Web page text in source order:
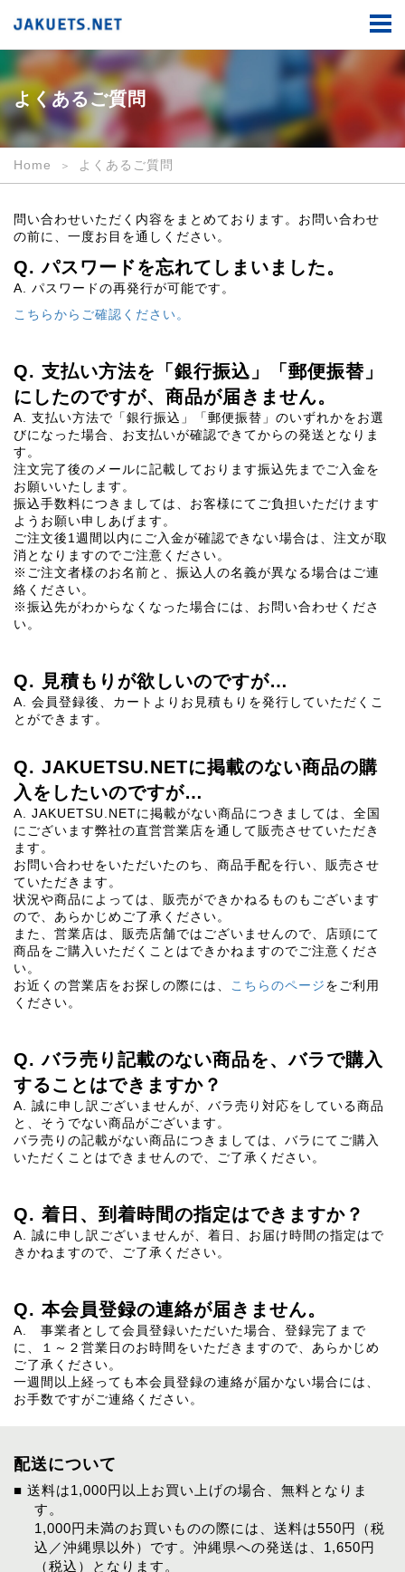
ご
質
問
JAKUETS.NET
よくあるご質問
Home よくあるご質問
問い合わせいただく内容をまとめております。お問い合わせ
の前に、一度お目を通しください。
Q. パスワードを忘れてしまいました。
A. パスワードの再発行が可能です。
こちらからご確認ください。
Q. 支払い方法を「銀行振込」「郵便振替」
にしたのですが、商品が届きません。
A. 支払い方法で「銀行振込」「郵便振替」のいずれかをお選
びになった場合、お支払いが確認できてからの発送となりま
す。
注文完了後のメールに記載しております振込先までご入金を
お願いいたします。
振込手数料につきましては、お客様にてご負担いただけます
ようお願い申しあげます。
ご注文後1週間以内にご入金が確認できない場合は、注文が取
消となりますのでご注意ください。
※ご注文者様のお名前と、振込人の名義が異なる場合はご連
絡ください。
※振込先がわからなくなった場合には、お問い合わせくださ
い。
Q. 見積もりが欲しいのですが…
A. 会員登録後、カートよりお見積もりを発行していただくこ
とができます。
Q. JAKUETSU.NETに掲載のない商品の購
入をしたいのですが…
A. JAKUETSU.NETに掲載がない商品につきましては、全国
にございます弊社の直営営業店を通して販売させていただき
ます。
お問い合わせをいただいたのち、商品手配を行い、販売させ
ていただきます。
状況や商品によっては、販売ができかねるものもございます
ので、あらかじめご了承ください。
また、営業店は、販売店舗ではございませんので、店頭にて
商品をご購入いただくことはできかねますのでご注意くださ
い。
お近くの営業店をお探しの際には、
こちらのページをご利用
ください。
Q. バラ売り記載のない商品を、バラで購入
することはできますか？
A. 誠に申し訳ございませんが、バラ売り対応をしている商品
と、そうでない商品がございます。
バラ売りの記載がない商品につきましては、バラにてご購入
いただくことはできませんので、ご了承ください。
Q. 着日、到着時間の指定はできますか？
A. 誠に申し訳ございませんが、着日、お届け時間の指定はで
きかねますので、ご了承ください。
Q. 本会員登録の連絡が届きません。
A. 事業者として会員登録いただいた場合、登録完了まで
に、１～２営業日のお時間をいただきますので、あらかじめ
ご了承ください。
一週間以上経っても本会員登録の連絡が届かない場合には、
お手数ですがご連絡ください。
配送について
■ 送料は1,000円以上お買い上げの場合、無料となりま
す。
1,000円未満のお買いものの際には、送料は550円（税
込／沖縄県以外）です。沖縄県への発送は、1,650円
（税込）となります。